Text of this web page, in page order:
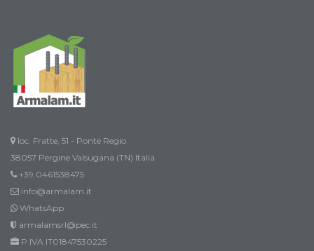
loc. Fratte, 51 - Ponte Regio
38057 Pergine Valsugana (TN) Italia
+39.0461538475
info@armalam.it
WhatsApp
armalamsrl@pec.it
P.IVA IT01847530225